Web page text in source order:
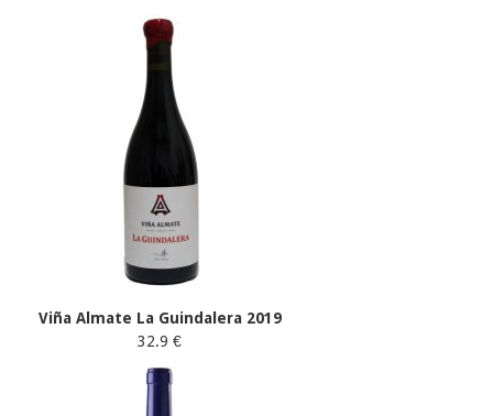
Viña Almate La Guindalera 2019
32.9 €